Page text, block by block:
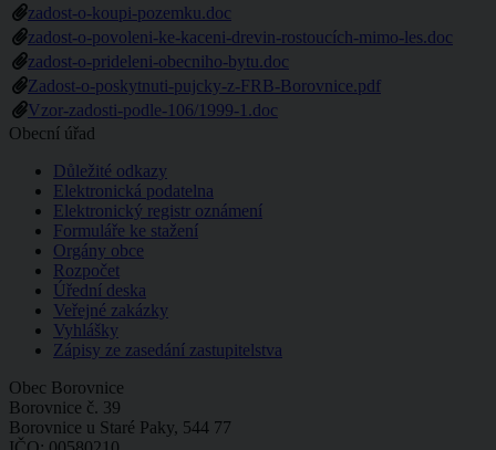
zadost-o-koupi-pozemku.doc
zadost-o-povoleni-ke-kaceni-drevin-rostoucích-mimo-les.doc
zadost-o-prideleni-obecniho-bytu.doc
Zadost-o-poskytnuti-pujcky-z-FRB-Borovnice.pdf
Vzor-zadosti-podle-106/1999-1.doc
Obecní úřad
Důležité odkazy
Elektronická podatelna
Elektronický registr oznámení
Formuláře ke stažení
Orgány obce
Rozpočet
Úřední deska
Veřejné zakázky
Vyhlášky
Zápisy ze zasedání zastupitelstva
Obec Borovnice
Borovnice č. 39
Borovnice u Staré Paky, 544 77